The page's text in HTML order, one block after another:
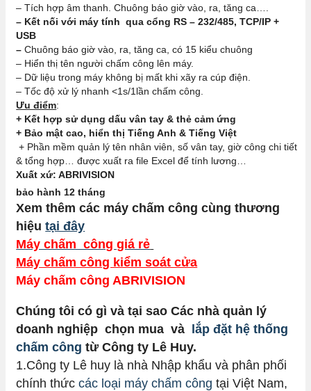
– Tích hợp âm thanh. Chuông báo giờ vào, ra, tăng ca….
– Kết nối với máy tính qua cổng RS – 232/485, TCP/IP +
USB
–Chuông báo giờ vào, ra, tăng ca, có 15 kiểu chuông
– Hiển thị tên người chấm công lên máy.
– Dữ liệu trong máy không bị mất khi xãy ra cúp điện.
– Tốc độ xử lý nhanh <1s/1lần chấm công.
Ưu điểm:
+ Kết hợp sử dụng dấu vân tay & thẻ cảm ứng
+ Bảo mật cao, hiển thị Tiếng Anh & Tiếng Việt
+ Phần mềm quản lý tên nhân viên, số vân tay, giờ công chi tiết
& tổng hợp… được xuất ra file Excel để tính lương…
Xuất xứ: ABRIVISION
bảo hành 12 tháng
Xem thêm các máy chấm công cùng thương
hiệutại đây
Máy chấm công giá rẻ
Máy chấm công kiểm soát cửa
Máy chấm công ABRIVISION
Chúng tôi có gì và tại sao Các nhà quản lý
doanh nghiệp chọn mua và
lắp đặt hệ thống
chấm công từ Công ty Lê Huy.
1.Công ty Lê huy là nhà Nhập khẩu và phân phối
chính thứccác loại máy chấm công tại Việt Nam,